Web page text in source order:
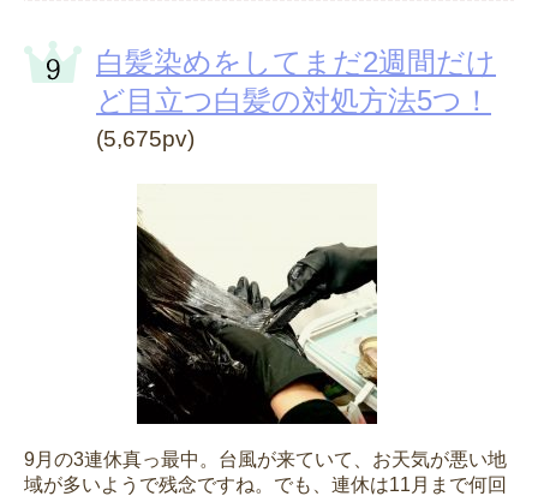
白髪染めをしてまだ2週間だけ
ど目立つ白髪の対処方法5つ！
(5,675pv)
9月の3連休真っ最中。台風が来ていて、お天気が悪い地
域が多いようで残念ですね。でも、連休は11月まで何回